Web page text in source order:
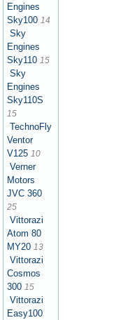
Engines
Sky100 14
Sky
Engines
Sky110 15
Sky
Engines
Sky110S
15
TechnoFly
Ventor
V125 10
Verner
Motors
JVC 360
25
Vittorazi
Atom 80
MY20 13
Vittorazi
Cosmos
300 15
Vittorazi
Easy100